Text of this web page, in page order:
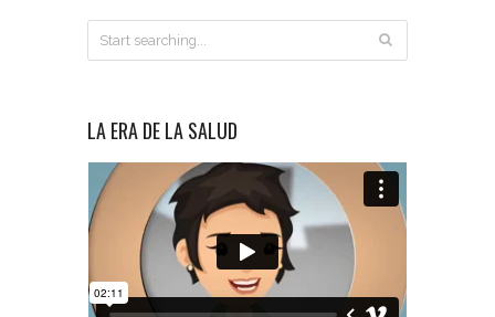
LA ERA DE LA SALUD